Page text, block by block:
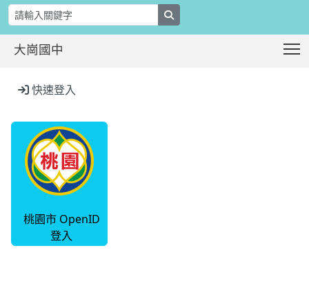
大崗國中
快速登入
桃園市 OpenID
登入